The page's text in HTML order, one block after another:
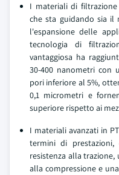
I materiali di filtrazione
che sta guidando sia il
l'espansione delle
tecnologia di
vantaggiosa ha
30-400 nanometri con
pori inferiore al 5%,
0,1 micrometri e
superiore rispetto ai
I materiali avanzati in
termini di
resistenza alla
alla compressione e